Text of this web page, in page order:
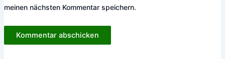
meinen nächsten Kommentar speichern.